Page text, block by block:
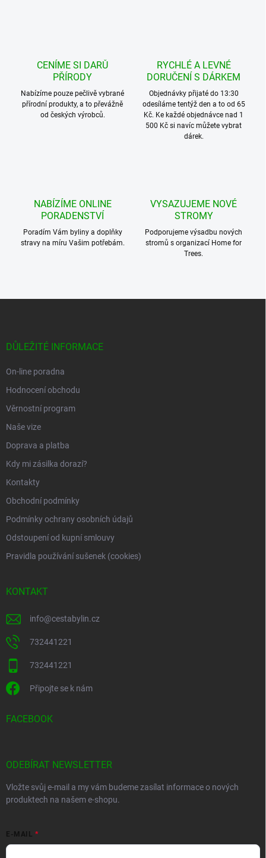
CENÍME SI DARŮ
PŘÍRODY
Nabízíme pouze pečlivě vybrané
přírodní produkty, a to převážně
od českých výrobců.
RYCHLÉ A LEVNÉ
DORUČENÍ S DÁRKEM
Objednávky přijaté do 13:30
odesíláme tentýž den a to od 65
Kč. Ke každé objednávce nad 1
500 Kč si navíc můžete vybrat
dárek.
NABÍZÍME ONLINE
PORADENSTVÍ
Poradím Vám byliny a doplňky
stravy na míru Vašim potřebám.
VYSAZUJEME NOVÉ
STROMY
Podporujeme výsadbu nových
stromů s organizací Home for
Trees.
DŮLEŽITÉ INFORMACE
On-line poradna
Hodnocení obchodu
Věrnostní program
Naše vize
Doprava a platba
Kdy mi zásilka dorazí?
Kontakty
Obchodní podmínky
Podmínky ochrany osobních údajů
Odstoupení od kupní smlouvy
Pravidla používání sušenek (cookies)
KONTAKT
info@cestabylin.cz
732441221
732441221
Připojte se k nám
FACEBOOK
ODEBÍRAT NEWSLETTER
Vložte svůj e-mail a my vám budeme zasílat informace o nových
produktech na našem e-shopu.
E-MAIL